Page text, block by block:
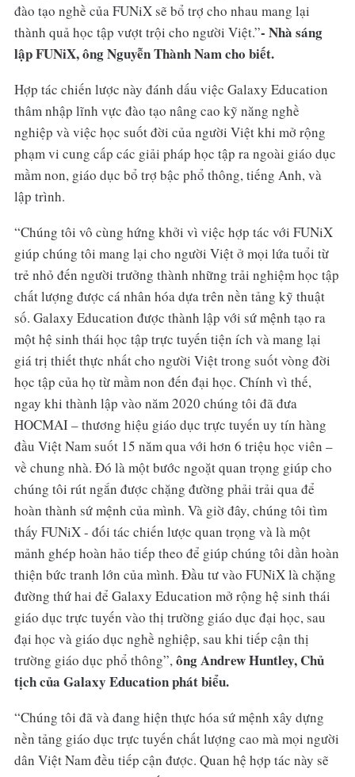
đào tạo nghề của FUNiX sẽ bổ trợ cho nhau mang lại
thành quả học tập vượt trội cho người Việt.”- Nhà sáng
lập FUNiX, ông Nguyễn Thành Nam cho biết.
Hợp tác chiến lược này đánh dấu việc Galaxy Education
thâm nhập lĩnh vực đào tạo nâng cao kỹ năng nghề
nghiệp và việc học suốt đời của người Việt khi mở rộng
phạm vi cung cấp các giải pháp học tập ra ngoài giáo dục
mầm non, giáo dục bổ trợ bậc phổ thông, tiếng Anh, và
lập trình.
“Chúng tôi vô cùng hứng khởi vì việc hợp tác với FUNiX
giúp chúng tôi mang lại cho người Việt ở mọi lứa tuổi từ
trẻ nhỏ đến người trưởng thành những trải nghiệm học tập
chất lượng được cá nhân hóa dựa trên nền tảng kỹ thuật
số. Galaxy Education được thành lập với sứ mệnh tạo ra
một hệ sinh thái học tập trực tuyến tiện ích và mang lại
giá trị thiết thực nhất cho người Việt trong suốt vòng đời
học tập của họ từ mầm non đến đại học. Chính vì thế,
ngay khi thành lập vào năm 2020 chúng tôi đã đưa
HOCMAI – thương hiệu giáo dục trực tuyến uy tín hàng
đầu Việt Nam suốt 15 năm qua với hơn 6 triệu học viên –
về chung nhà. Đó là một bước ngoặt quan trọng giúp cho
chúng tôi rút ngắn được chặng đường phải trải qua để
hoàn thành sứ mệnh của mình. Và giờ đây, chúng tôi tìm
thấy FUNiX - đối tác chiến lược quan trọng và là một
mảnh ghép hoàn hảo tiếp theo để giúp chúng tôi dần hoàn
thiện bức tranh lớn của mình. Đầu tư vào FUNiX là chặng
đường thứ hai để Galaxy Education mở rộng hệ sinh thái
giáo dục trực tuyến vào thị trường giáo dục đại học, sau
đại học và giáo dục nghề nghiệp, sau khi tiếp cận thị
trường giáo dục phổ thông”,ông Andrew Huntley, Chủ
tịch của Galaxy Education phát biểu.
“Chúng tôi đã và đang hiện thực hóa sứ mệnh xây dựng
nền tảng giáo dục trực tuyến chất lượng cao mà mọi người
dân Việt Nam đều tiếp cận được. Quan hệ hợp tác này sẽ